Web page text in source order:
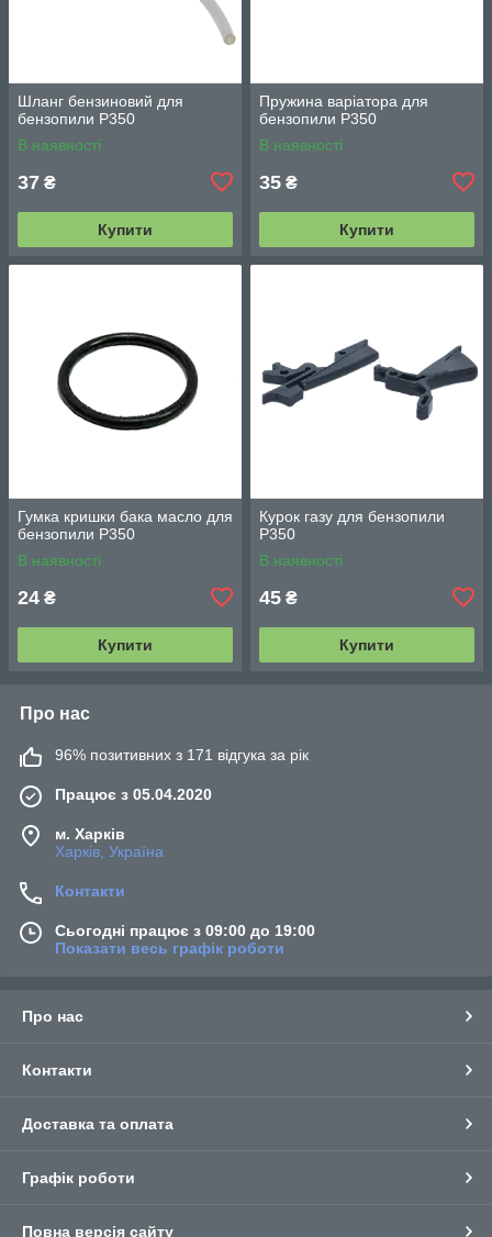
Шланг бензиновий для
бензопили P350
В наявності
37 ₴
Купити
Пружина варіатора для
бензопили P350
В наявності
35 ₴
Купити
Гумка кришки бака масло для
бензопили P350
В наявності
24 ₴
Купити
Курок газу для бензопили
P350
В наявності
45 ₴
Купити
Про нас
96% позитивних з 171 відгука за рік
Працює з 05.04.2020
м. Харків
Харків, Україна
Контакти
Сьогодні працює з 09:00 до 19:00
Показати весь графік роботи
Про нас
Контакти
Доставка та оплата
Графік роботи
Повна версія сайту